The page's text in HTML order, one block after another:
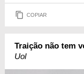
COPIAR
Traição não tem
Uol